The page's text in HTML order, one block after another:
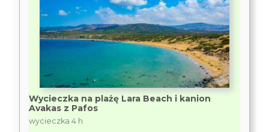
Wycieczka na plażę Lara Beach i kanion
Avakas z Pafos
wycieczka 4 h